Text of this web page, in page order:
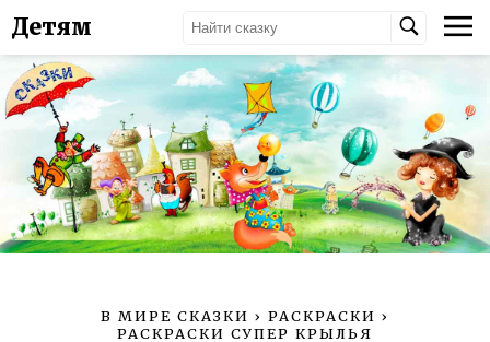
Детям
В МИРЕ СКАЗКИ › РАСКРАСКИ ›
РАСКРАСКИ СУПЕР КРЫЛЬЯ